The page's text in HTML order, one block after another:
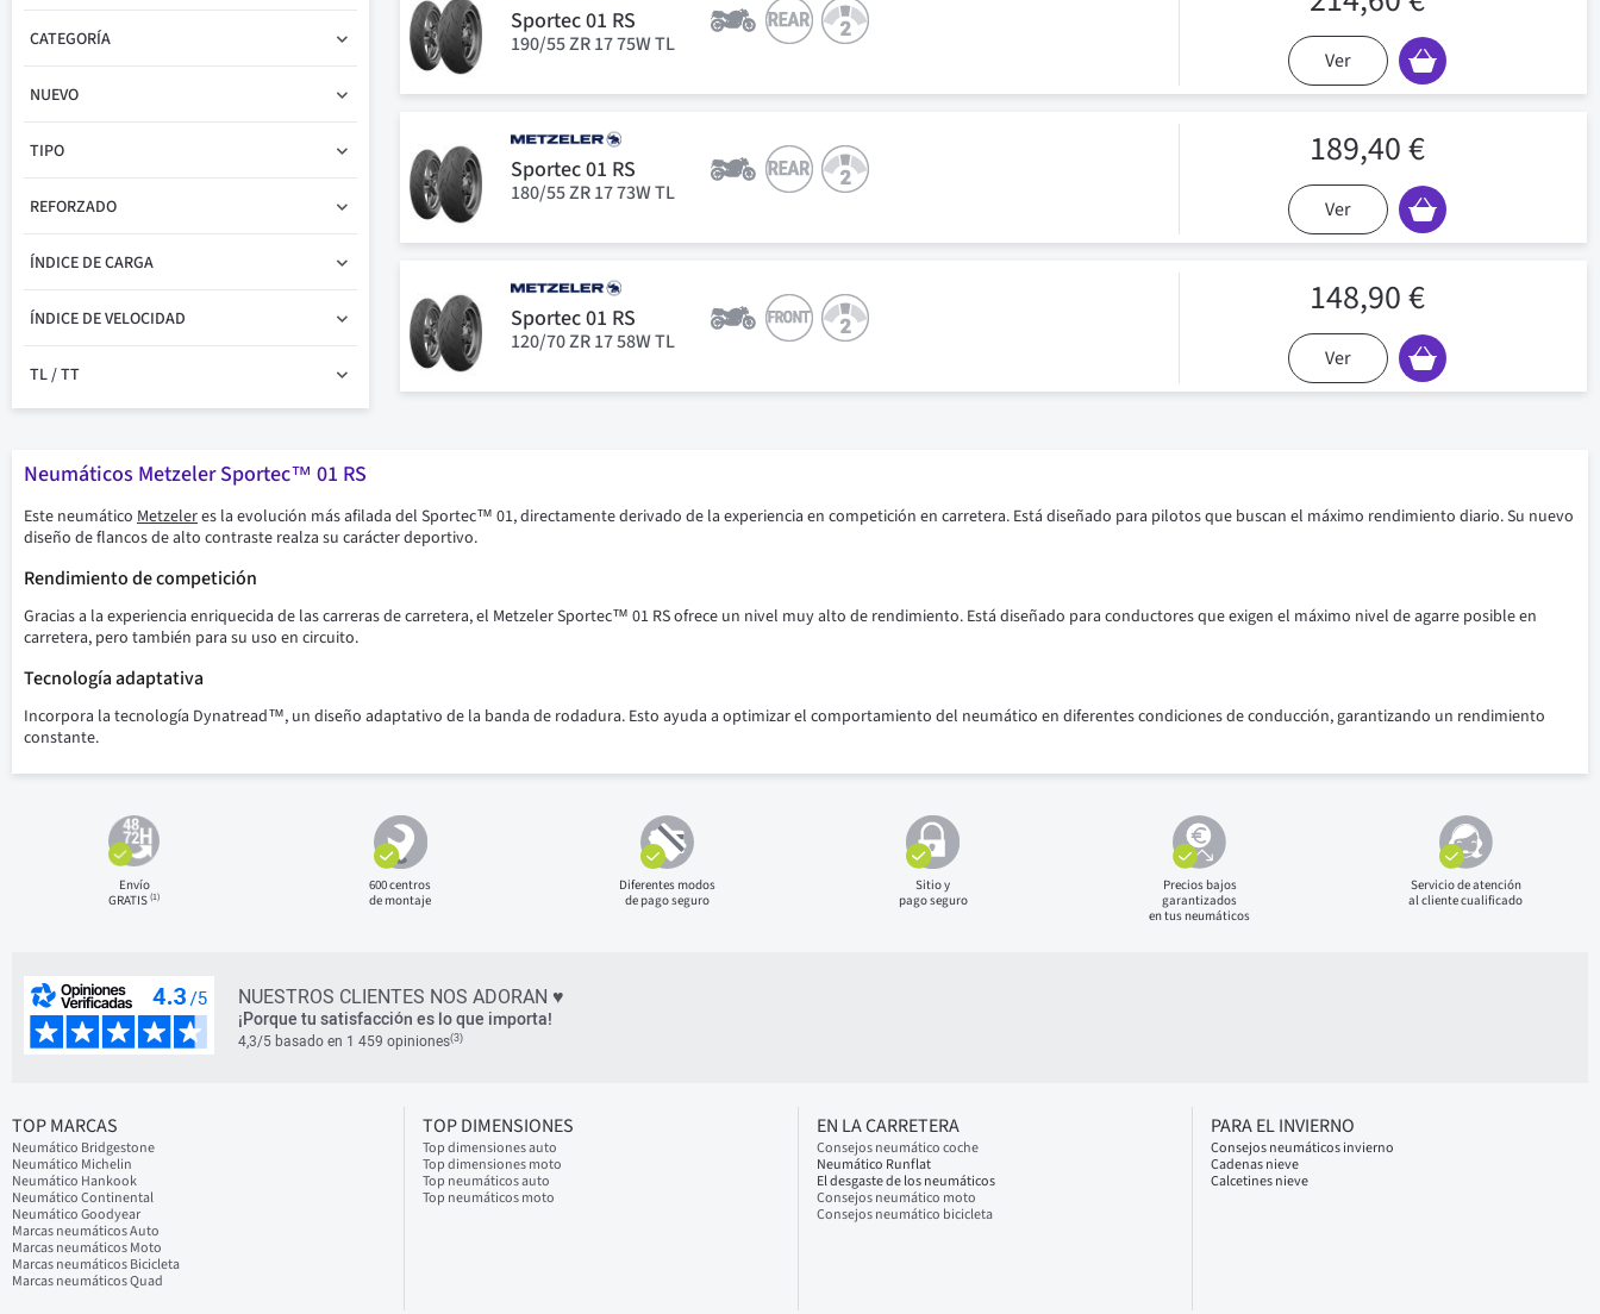
Sportec 01 RS
190/55 ZR 17 75W TL
Ver
Sportec 01 RS
180/55 ZR 17 73W TL
189,40 €
Ver
Sportec 01 RS
120/70 ZR 17 58W TL
148,90 €
Ver
CATEGORÍA
NUEVO
TIPO
REFORZADO
ÍNDICE DE CARGA
ÍNDICE DE VELOCIDAD
TL / TT
Neumáticos Metzeler Sportec™ 01 RS
Este neumático Metzeleres la evolución más afilada del Sportec™ 01, directamente derivado de la experiencia en competición en carretera. Está diseñado para pilotos que buscan el máximo rendimiento diario. Su nuevo
diseño de flancos de alto contraste realza su carácter deportivo.
Rendimiento de competición
Gracias a la experiencia enriquecida de las carreras de carretera, el Metzeler Sportec™ 01 RS ofrece un nivel muy alto de rendimiento. Está diseñado para conductores que exigen el máximo nivel de agarre posible en
carretera, pero también para su uso en circuito.
Tecnología adaptativa
Incorpora la tecnología Dynatread™, un diseño adaptativo de la banda de rodadura. Esto ayuda a optimizar el comportamiento del neumático en diferentes condiciones de conducción, garantizando un rendimiento
constante.
Envío
GRATIS(1)
600 centros
de montaje
Diferentes modos
de pago seguro
Sitio y
pago seguro
Precios bajos
garantizados
en tus neumáticos
Servicio de atención
al cliente cualificado
NUESTROS CLIENTES NOS ADORAN ♥
¡Porque tu satisfacción es lo que importa!
4,3/5 basado en 1 459 opiniones(3)
TOP MARCAS
Neumático Bridgestone
Neumático Michelin
Neumático Hankook
Neumático Continental
Neumático Goodyear
Marcas neumáticos Auto
Marcas neumáticos Moto
Marcas neumáticos Bicicleta
Marcas neumáticos Quad
TOP DIMENSIONES
Top dimensiones auto
Top dimensiones moto
Top neumáticos auto
Top neumáticos moto
EN LA CARRETERA
Consejos neumático coche
Neumático Runflat
El desgaste de los neumáticos
Consejos neumático moto
Consejos neumático bicicleta
PARA EL INVIERNO
Consejos neumáticos invierno
Cadenas nieve
Calcetines nieve